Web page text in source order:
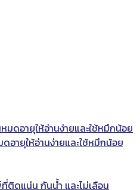
ายุให้อ่านง่ายและใช้หมึกน้อย